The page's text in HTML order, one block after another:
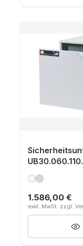
UB30.060.110.
Regulärer
1.586,00 €